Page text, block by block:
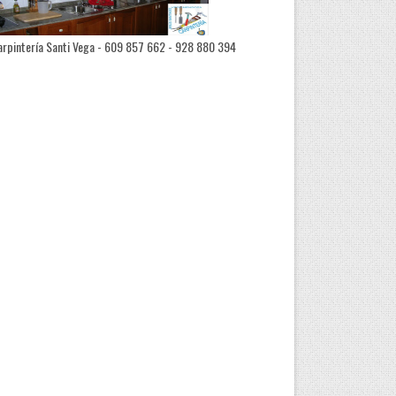
Santi Vega - 609 857 662 - 928 880 394